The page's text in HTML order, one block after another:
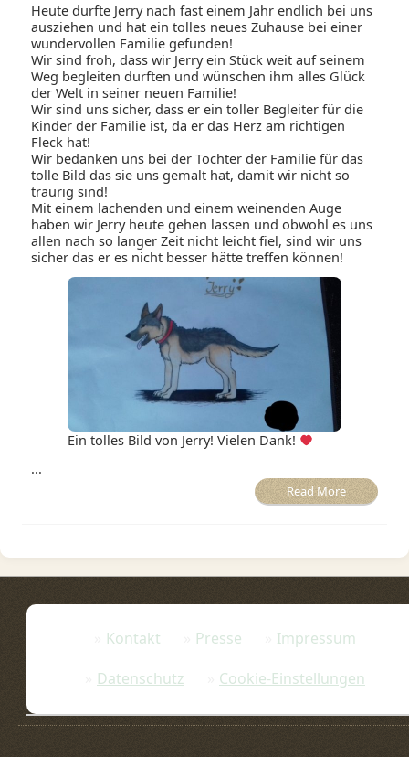
Heute durfte Jerry nach fast einem Jahr endlich bei uns
ausziehen und hat ein tolles neues Zuhause bei einer
wundervollen Familie gefunden!
Wir sind froh, dass wir Jerry ein Stück weit auf seinem
Weg begleiten durften und wünschen ihm alles Glück
der Welt in seiner neuen Familie!
Wir sind uns sicher, dass er ein toller Begleiter für die
Kinder der Familie ist, da er das Herz am richtigen
Fleck hat!
Wir bedanken uns bei der Tochter der Familie für das
tolle Bild das sie uns gemalt hat, damit wir nicht so
traurig sind!
Mit einem lachenden und einem weinenden Auge
haben wir Jerry heute gehen lassen und obwohl es uns
allen nach so langer Zeit nicht leicht fiel, sind wir uns
sicher das er es nicht besser hätte treffen können!
Ein tolles Bild von Jerry! Vielen Dank!
...
Read More
Kontakt Presse
Impressum
Datenschutz
Cookie-Einstellungen